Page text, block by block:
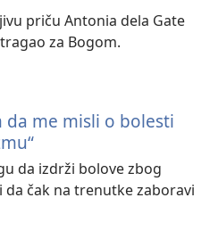
priču Antonia dela Gate
za Bogom.
da me misli o bolesti
da izdrži bolove zbog
čak na trenutke zaboravi